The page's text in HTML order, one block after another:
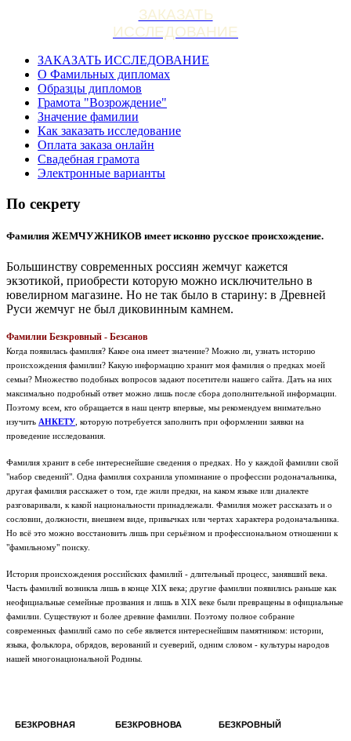
ЗАКАЗАТЬ
ИССЛЕДОВАНИЕ
ЗАКАЗАТЬ ИССЛЕДОВАНИЕ
О Фамильных дипломах
Образцы дипломов
Грамота "Возрождение"
Значение фамилии
Как заказать исследование
Оплата заказа онлайн
Свадебная грамота
Электронные варианты
По секрету
Фамилия ЖЕМЧУЖНИКОВ имеет исконно русское происхождение.
Большинству современных россиян жемчуг кажется
экзотикой, приобрести которую можно исключительно в
ювелирном магазине. Но не так было в старину: в Древней
Руси жемчуг не был диковинным камнем.
Фамилии Безкровный - Безсанов
Когда появилась фамилия? Какое она имеет значение? Можно ли, узнать историю
происхождения фамилии? Какую информацию хранит моя фамилия о предках моей
семьи? Множество подобных вопросов задают посетители нашего сайта. Дать на них
максимально подробный ответ можно лишь после сбора дополнительной информации.
Поэтому всем, кто обращается в наш центр впервые, мы рекомендуем внимательно
изучить АНКЕТУ , которую потребуется заполнить при оформлении заявки на
проведение исследования.
Фамилия хранит в себе интереснейшие сведения о предках. Но у каждой фамилии свой
"набор сведений". Одна фамилия сохранила упоминание о профессии родоначальника,
другая фамилия расскажет о том, где жили предки, на каком языке или диалекте
разговаривали, к какой национальности принадлежали. Фамилия может рассказать и о
сословии, должности, внешнем виде, привычках или чертах характера родоначальника.
Но всё это можно восстановить лишь при серьёзном и профессиональном отношении к
"фамильному" поиску.
История происхождения российских фамилий - длительный процесс, занявший века.
Часть фамилий возникла лишь в конце XIX века; другие фамилии появились раньше как
неофициальные семейные прозвания и лишь в XIX веке были превращены в официальные
фамилии. Существуют и более древние фамилии. Поэтому полное собрание
современных фамилий само по себе является интереснейшим памятником: истории,
языка, фольклора, обрядов, верований и суеверий, одним словом - культуры народов
нашей многонациональной Родины.
БЕЗКРОВНАЯ БЕЗКРОВНОВА БЕЗКРОВНЫЙ